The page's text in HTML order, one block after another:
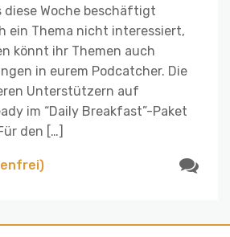
diese Woche beschäftigt
ein Thema nicht interessiert,
könnt ihr Themen auch
in eurem Podcatcher. Die
Unterstützern auf
im “Daily Breakfast”-Paket
den […]